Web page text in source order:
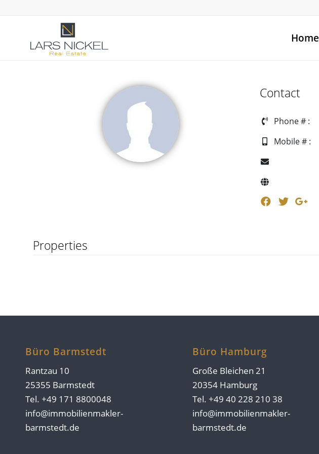
Home
Contact
Phone # :
Mobile # :
Properties
Büro Barmstedt
Rantzau 10
25355 Barmstedt
Tel. +49 171 8800048
info@immobilienmakler-
barmstedt.de
Büro Hamburg
Große Bleichen 21
20354 Hamburg
Tel. +49 40 228 210 38
info@immobilienmakler-
barmstedt.de